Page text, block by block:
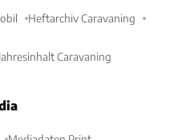
Heftarchiv Caravaning
Caravaning